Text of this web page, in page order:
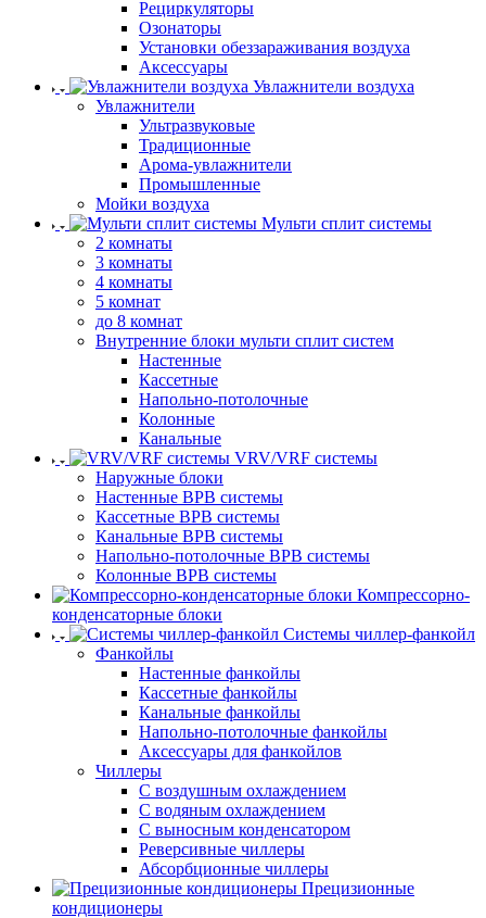
Рециркуляторы
Озонаторы
Установки обеззараживания воздуха
Аксессуары
Увлажнители воздуха
Увлажнители
Ультразвуковые
Традиционные
Арома-увлажнители
Промышленные
Мойки воздуха
Мульти сплит системы
2 комнаты
3 комнаты
4 комнаты
5 комнат
до 8 комнат
Внутренние блоки мульти сплит систем
Настенные
Кассетные
Напольно-потолочные
Колонные
Канальные
VRV/VRF системы
Наружные блоки
Настенные ВРВ системы
Кассетные ВРВ системы
Канальные ВРВ системы
Напольно-потолочные ВРВ системы
Колонные ВРВ системы
Компрессорно-
конденсаторные блоки
Системы чиллер-фанкойл
Фанкойлы
Настенные фанкойлы
Кассетные фанкойлы
Канальные фанкойлы
Напольно-потолочные фанкойлы
Аксессуары для фанкойлов
Чиллеры
С воздушным охлаждением
С водяным охлаждением
С выносным конденсатором
Реверсивные чиллеры
Абсорбционные чиллеры
Прецизионные
кондиционеры